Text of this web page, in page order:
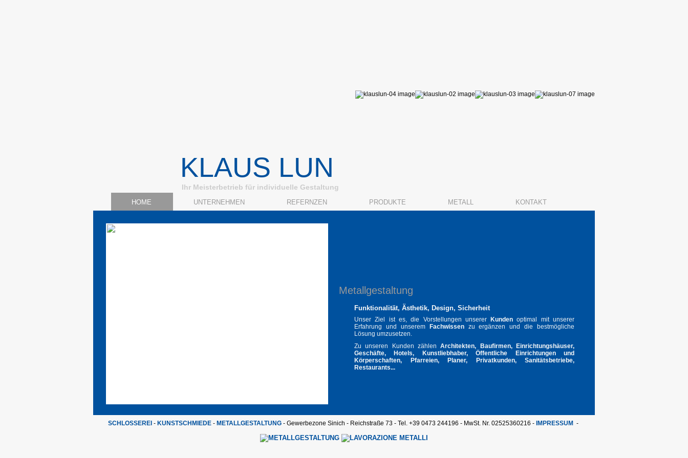
KLAUS LUN
Ihr Meisterbetrieb für individuelle Gestaltung
HOME UNTERNEHMEN REFERNZEN PRODUKTE METALL KONTAKT
Metallgestaltung
Funktionalität, Ästhetik, Design, Sicherheit
Unser Ziel ist es, die Vorstellungen unserer Kunden optimal mit unserer
Erfahrung und unserem
Fachwissenzu ergänzen und die bestmögliche
Lösung umzusetzen.
Zu unseren Kunden zählenArchitekten, Baufirmen, Einrichtungshäuser,
Geschäfte, Hotels, Kunstliebhaber, Öffentliche Einrichtungen und
Körperschaften, Pfarreien, Planer, Privatkunden, Sanitätsbetriebe,
Restaurants...
SCHLOSSEREI - KUNSTSCHMIEDE - METALLGESTALTUNG - Gewerbezone Sinich - Reichstraße 73 - Tel. +39 0473 244196 - MwSt. Nr. 02525360216 - IMPRESSUM -